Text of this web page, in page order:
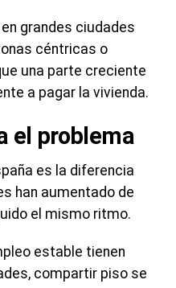
grandes ciudades
céntricas o
una parte creciente
a pagar la vivienda.
el problema
es la diferencia
han aumentado de
el mismo ritmo.
estable tienen
compartir piso se